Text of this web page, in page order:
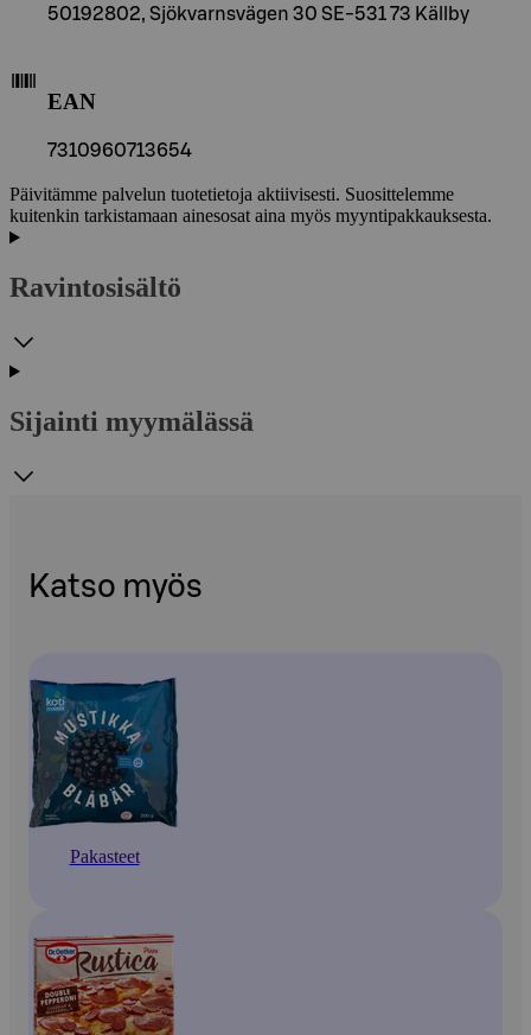
50192802, Sjökvarnsvägen 30 SE-531 73 Källby
EAN
7310960713654
Päivitämme palvelun tuotetietoja aktiivisesti. Suosittelemme
kuitenkin tarkistamaan ainesosat aina myös myyntipakkauksesta.
Ravintosisältö
Sijainti myymälässä
Katso myös
Pakasteet